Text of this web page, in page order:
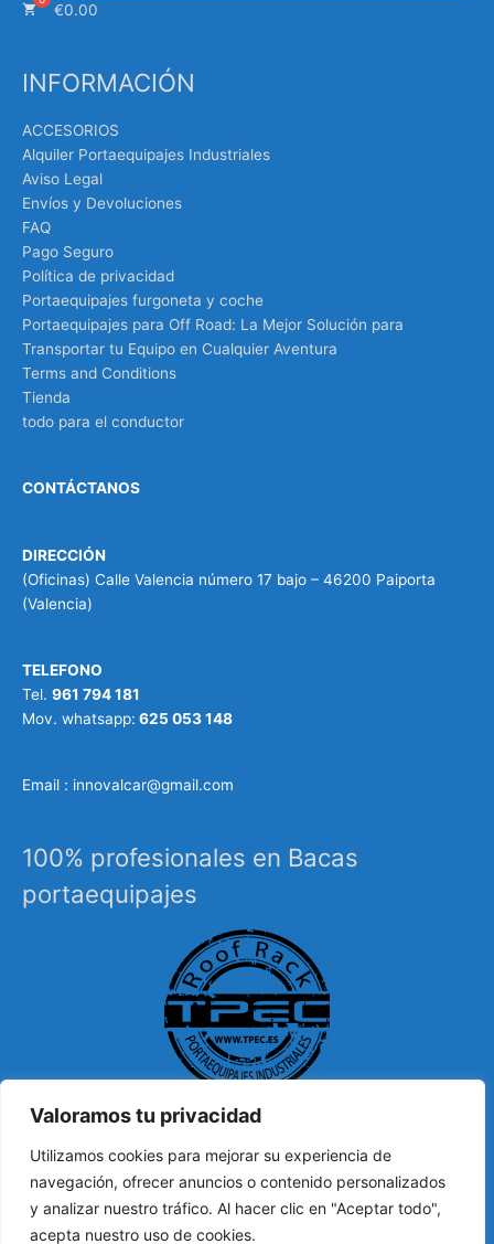
Valoramos tu privacidad
Utilizamos cookies para mejorar su experiencia de
navegación, ofrecer anuncios o contenido personalizados
y analizar nuestro tráfico. Al hacer clic en "Aceptar todo",
acepta nuestro uso de cookies.
€0.00
INFORMACIÓN
ACCESORIOS
Alquiler Portaequipajes Industriales
Aviso Legal
Envíos y Devoluciones
FAQ
Pago Seguro
Política de privacidad
Portaequipajes furgoneta y coche
Portaequipajes para Off Road: La Mejor Solución para
Transportar tu Equipo en Cualquier Aventura
Terms and Conditions
Tienda
todo para el conductor
CONTÁCTANOS
DIRECCIÓN
(Oficinas) Calle Valencia número 17 bajo – 46200 Paiporta
(Valencia)
TELEFONO
Tel. 961 794 181
Mov. whatsapp: 625 053 148
Email : innovalcar@gmail.com
100% profesionales en Bacas
portaequipajes
industriales, barras de techo, carrocería, etc…